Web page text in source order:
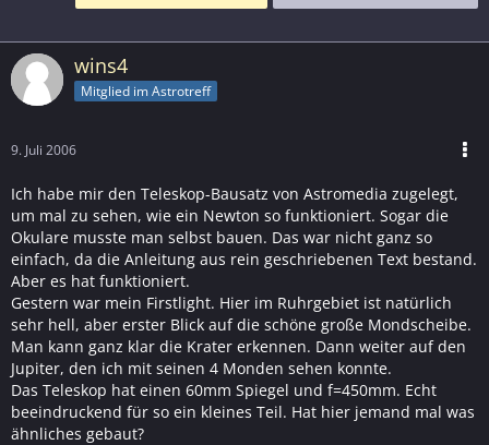
wins4
Mitglied im Astrotreff
9. Juli 2006
Ich habe mir den Teleskop-Bausatz von Astromedia zugelegt,
um mal zu sehen, wie ein Newton so funktioniert. Sogar die
Okulare musste man selbst bauen. Das war nicht ganz so
einfach, da die Anleitung aus rein geschriebenen Text bestand.
Aber es hat funktioniert.
Gestern war mein Firstlight. Hier im Ruhrgebiet ist natürlich
sehr hell, aber erster Blick auf die schöne große Mondscheibe.
Man kann ganz klar die Krater erkennen. Dann weiter auf den
Jupiter, den ich mit seinen 4 Monden sehen konnte.
Das Teleskop hat einen 60mm Spiegel und f=450mm. Echt
beeindruckend für so ein kleines Teil. Hat hier jemand mal was
ähnliches gebaut?